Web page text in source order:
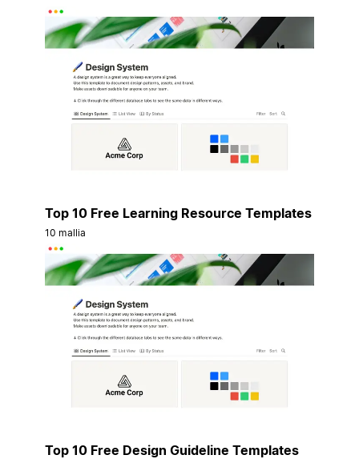
Top 10 Free Learning Resource Templates
10 mallia
Top 10 Free Design Guideline Templates